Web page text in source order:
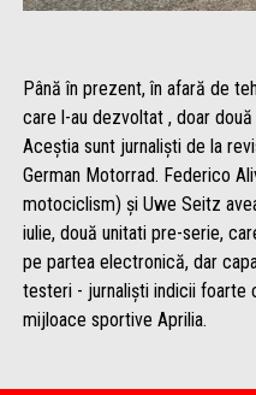
Până în prezent, în afară de
care l-au dezvoltat , doar
Aceștia sunt jurnaliști de la
German Motorrad. Federico
motociclism) și Uwe Seitz
iulie, două unitati pre-serie,
pe partea electronică, dar
testeri - jurnaliști indicii foarte
mijloace sportive Aprilia.